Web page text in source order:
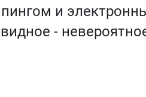
и
-